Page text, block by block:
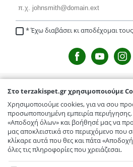
Έχω διαβάσει κι αποδέχομαι τους
TERZAKISPET.GR
Μενέλαου Παρλαμά 32,Γιόφυρος
Κόμβος Γαζίου-Κρουσώνα, Γάζι
Ελευθερίου Βενιζέλου 56,
ΕΞΥΠΗΡΕΤΗΣΗ ΠΕΛΑΤΩΝ
Τρόποι Αποστολής / Μεταφορικά
Επιστροφές προϊόντων
Συχνές ερωτήσεις
TERZAKISPET.GR
Εταιρικό προφίλ
Στο terzakispet.gr χρησιμοποιούμε
Χρησιμοποιούμε cookies, για να σου
προσωποποιημένη εμπειρία περιήγησης.
«Αποδοχή όλων» και βοήθησέ μας να
μας αποκλειστικά στο περιεχόμενο που
κλίκαρε αυτά που θες και πάτα
όλες τις πληροφορίες που χρειάζεσαι.